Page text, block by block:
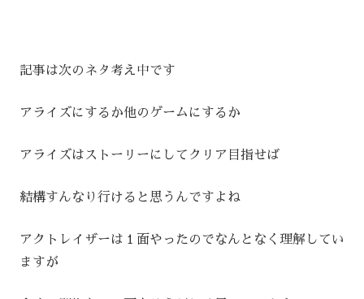
記事は次のネタ考え中です
アライズにするか他のゲームにするか
アライズはストーリーにしてクリア目指せば
結構すんなり行けると思うんですよね
アクトレイザーは１面やったのでなんとなく理解してい
ますが